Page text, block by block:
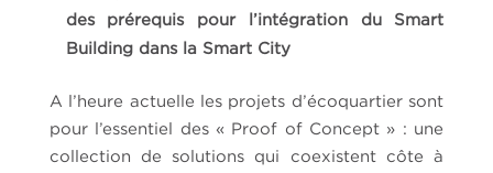
des prérequis pour l’intégration du Smart
Building dans la Smart City
A l’heure actuelle les projets d’écoquartier sont
pour l’essentiel des « Proof of Concept » : une
collection de solutions qui coexistent côte à